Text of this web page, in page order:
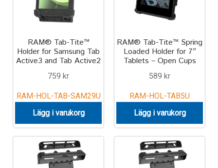
Power Boat
Scooter
Vehicle Type
Stand-Up Paddleboard
Wheelchair
RAM® Tab-Tite™
Holder for Samsung Tab
Active3 and Tab Active2
759 kr
RAM-HOL-TAB-SAM29U
Lägg i varukorg
RAM® Tab-Tite™ Spring
Loaded Holder for 7″
Tablets – Open Cups
589 kr
RAM-HOL-TAB5U
Lägg i varukorg